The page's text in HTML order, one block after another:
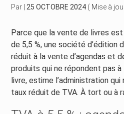
Par 25 OCTOBRE 2024 ( Mise à
Parce que la vente de livres
de 5,5 %, une société d’édition
réduit à la vente d’agendas et
produits qui ne répondent pas
livre, estime l’administration
taux réduit de TVA. À tort ou à